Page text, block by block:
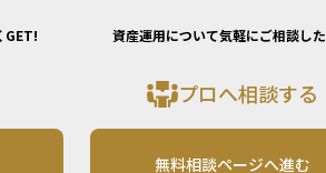
GET! 資産運用について気軽にご相談し
プロへ相談する
無料相談ページへ進む